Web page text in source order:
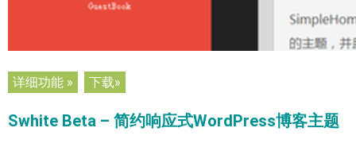
详细功能 » 下载»
Swhite Beta – 简约响应式WordPress博客主题